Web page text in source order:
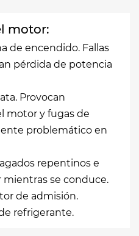
motor:
de encendido. Fallas
pérdida de potencia
Provocan
motor y fugas de
problemático en
repentinos e
se conduce.
de admisión.
refrigerante.